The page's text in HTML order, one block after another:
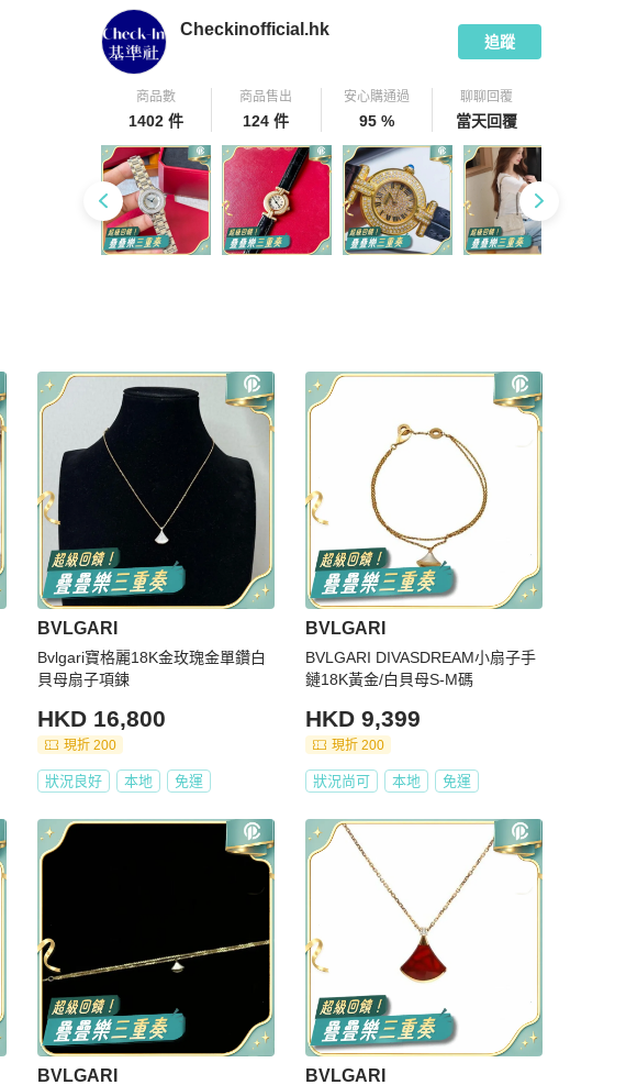
Checkinofficial.hk
追蹤
商品數
1402 件
商品售出
124 件
安心購通過
95 %
聊聊回覆
當天回覆
BVLGARI
Bvlgari寶格麗18K金玫瑰金單鑽白
貝母扇子項鍊
HKD 16,800
現折 200
狀況良好 本地 免運
BVLGARI
BVLGARI DIVASDREAM小扇子手
鏈18K黃金/白貝母S-M碼
HKD 9,399
現折 200
狀況尚可 本地 免運
BVLGARI BVLGARI